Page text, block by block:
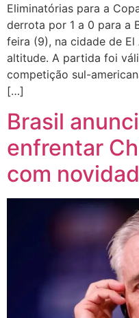
Eliminatórias para a
derrota por 1 a 0 para a
feira (9), na cidade de
altitude. A partida foi
competição sul-
[…]
Brasil
enfrentar
com